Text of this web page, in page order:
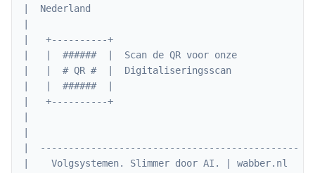
|  Nederland                                       |
|   +----------+                                   |
|   |  ######  |  Scan de QR voor onze             |
|   |  # QR #  |  Digitaliseringsscan              |
|   |  ######  |                                   |
|   +----------+                                   |
|  ----------------------------------------------  |
|    Volgsystemen. Slimmer door AI. | wabber.nl    |